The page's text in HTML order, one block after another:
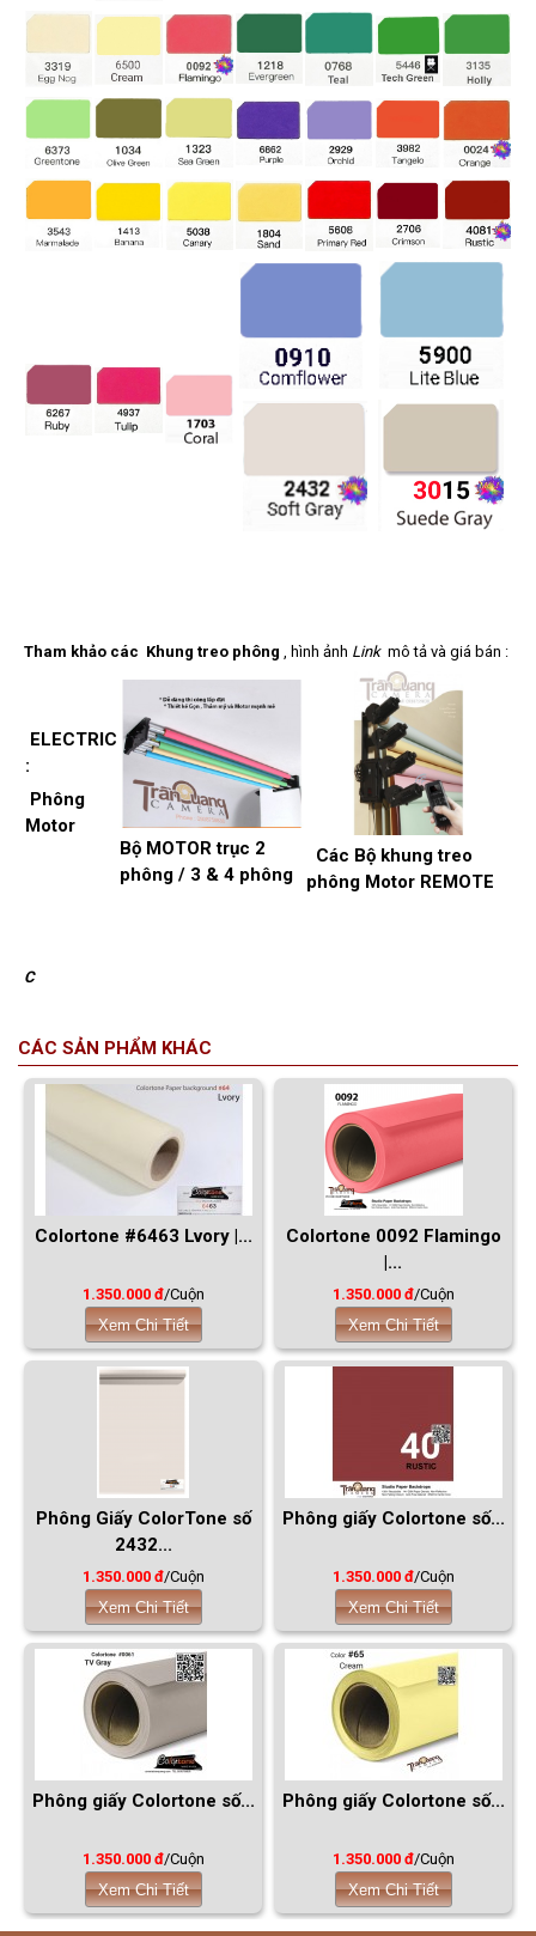
Tham khảo các Khung treo phông , hình ảnh Linkmô tả và giá bán :
ELECTRIC
:
Phông
Motor
Bộ MOTOR trục 2
phông / 3 & 4 phông
Các Bộ khung treo
phông Motor REMOTE
C
CÁC SẢN PHẨM KHÁC
Colortone #6463 Lvory |...
1.350.000 đ/Cuộn
Xem Chi Tiết
Colortone 0092 Flamingo
|...
1.350.000 đ/Cuộn
Xem Chi Tiết
Phông Giấy ColorTone số
2432...
1.350.000 đ/Cuộn
Xem Chi Tiết
Phông giấy Colortone số...
1.350.000 đ/Cuộn
Xem Chi Tiết
Phông giấy Colortone số...
1.350.000 đ/Cuộn
Xem Chi Tiết
Phông giấy Colortone số...
1.350.000 đ/Cuộn
Xem Chi Tiết